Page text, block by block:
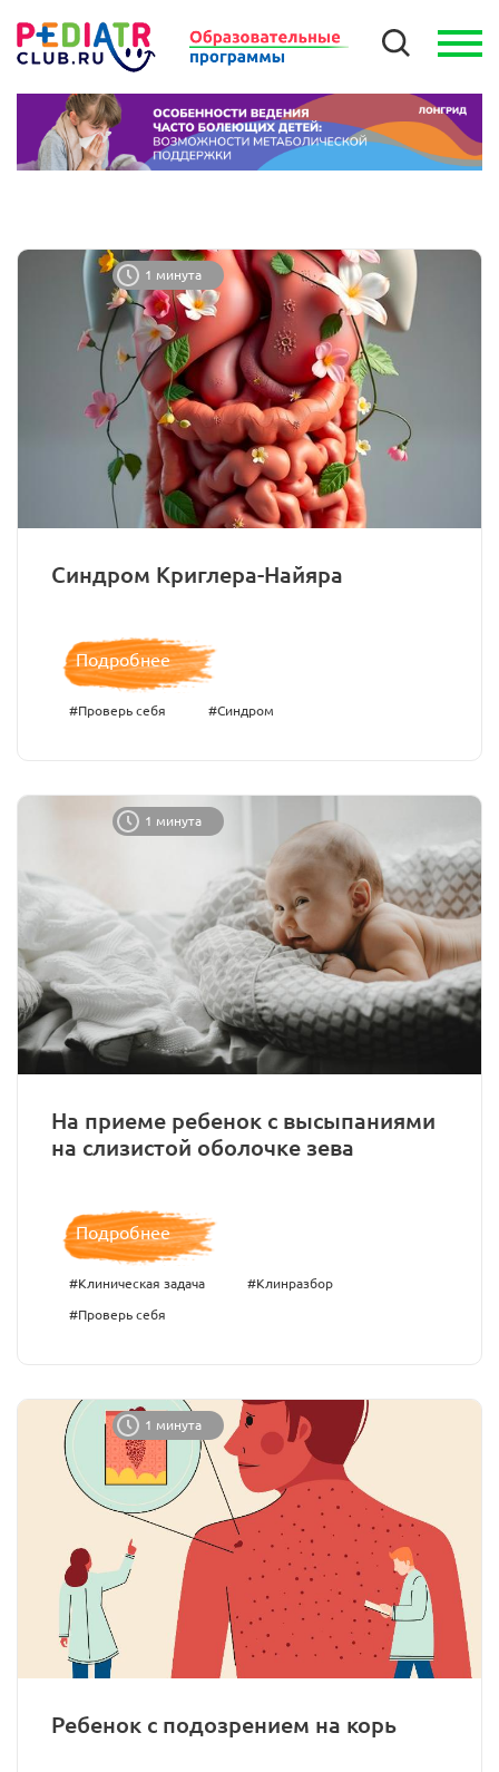
1 минута
Синдром Криглера-Найяра
Подробнее
#Проверь себя #Синдром
1 минута
На приеме ребенок с высыпаниями
на слизистой оболочке зева
Подробнее
#Клиническая задача #Клинразбор
#Проверь себя
1 минута
Ребенок с подозрением на корь